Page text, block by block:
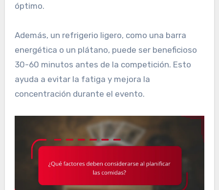
óptimo.
Además, un refrigerio ligero, como una barra
energética o un plátano, puede ser beneficioso
30-60 minutos antes de la competición. Esto
ayuda a evitar la fatiga y mejora la
concentración durante el evento.